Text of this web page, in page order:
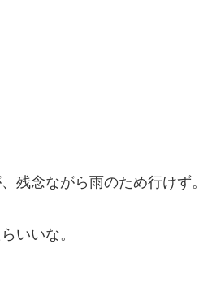
残念ながら雨のため行けず。
いいな。